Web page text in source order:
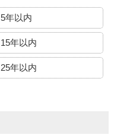
5年以内
15年以内
25年以内